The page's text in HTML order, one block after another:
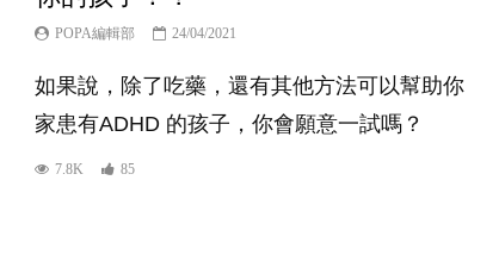
POPA編輯部 24/04/2021
如果說，除了吃藥，還有其他方法可以幫助你
家患有ADHD 的孩子，你會願意一試嗎？
7.8K 85